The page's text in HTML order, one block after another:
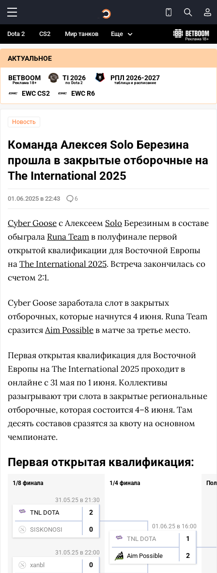
Dota 2 CS2 Мир танков Еще
АКТУАЛЬНОЕ
BETBOOM
Реклама 18+
TI 2026
по Dota 2
РПЛ 2026-2027
таблица и расписание
EWC CS2 EWC R6
Новость
Команда Алексея Solo Березина
прошла в закрытые отборочные на
The International 2025
01.06.2025 в 22:43 6
Cyber Gooseс Алексеем Solo Березиным в составе
обыграла Runa Teamв полуфинале первой
открытой квалификации для Восточной Европы
наThe International 2025. Встреча закончилась со
счетом 2:1.
Cyber Goose заработала слот в закрытых
отборочных, которые начнутся 4 июня. Runa Team
сразитсяAim Possibleв матче за третье место.
Первая открытая квалификация для Восточной
Европы на The International 2025 проходит в
онлайне с 31 мая по 1 июня. Коллективы
разыгрывают три слота в закрытые региональные
отборочные, которая состоится 4–8 июня. Там
десять составов сразятся за квоту на основном
чемпионате.
Первая открытая квалификация:
1/8 финала
31.05.25 в 21:30
TNL DOTA 2
SISKONOSI 0
31.05.25 в 22:00
xanbl 0
1/4 финала
01.06.25 в 16:00
TNL DOTA 1
Aim Possible 2